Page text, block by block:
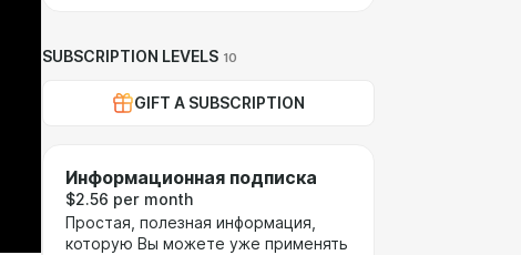
SUBSCRIPTION LEVELS 10
GIFT A SUBSCRIPTION
Информационная подписка
$2.56 per month
Простая, полезная информация,
которую Вы можете уже применять